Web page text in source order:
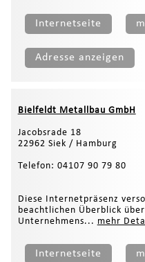
Internetseite
Adresse anzeigen
Bielfeldt Metallbau GmbH
Jacobsrade 18
22962 Siek / Hamburg
Telefon: 04107 90 79 80
Diese Internetpräsenz
beachtlichen Überblick
Unternehmens... mehr
Internetseite